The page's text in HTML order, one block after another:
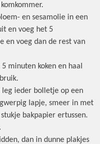
en sesamolie in een
en voeg het 5
en voeg dan de rest van
minuten koken en haal
ieder bolletje op een
lapje, smeer in met
bakpapier ertussen.
dan in dunne plakjes